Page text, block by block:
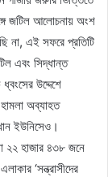
জটিল আলোচনায় অংশ
না, এই সফরে প্রতিটি
এবং সিদ্ধান্ত
উদ্দেশে
অব্যাহত
ইউনিসেও।
২২ হাজার ৪৩৮ জনে
‘সন্ত্রাসীদের